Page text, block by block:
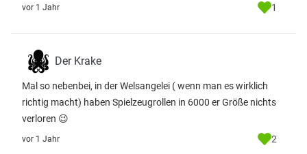
vor 1 Jahr 1
Der Krake
Mal so nebenbei, in der Welsangelei ( wenn man es wirklich
richtig macht) haben Spielzeugrollen in 6000 er Größe nichts
verloren 😉
vor 1 Jahr 2